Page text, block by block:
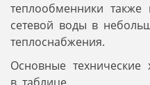
теплообменники также
сетевой воды в
теплоснабжения.
Основные технические